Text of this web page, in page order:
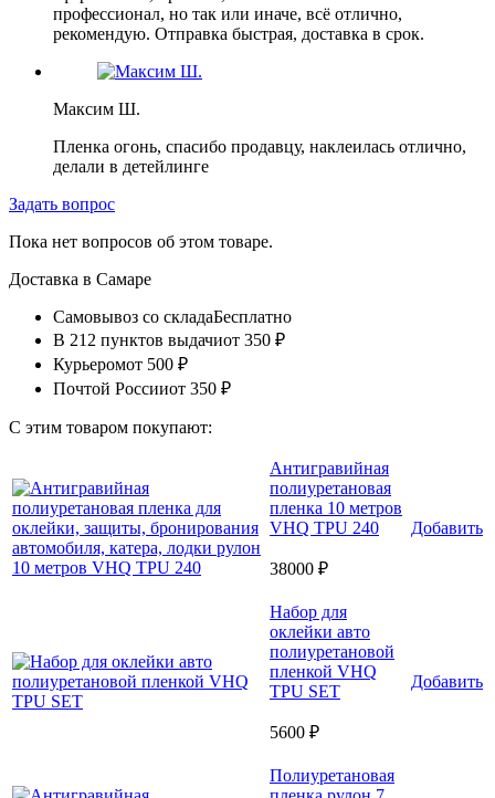
профессионал, но так или иначе, всё отлично,
рекомендую. Отправка быстрая, доставка в срок.
Максим Ш.
Пленка огонь, спасибо продавцу, наклеилась отлично,
делали в детейлинге
Задать вопрос
Пока нет вопросов об этом товаре.
Доставка в Самаре
Самовывоз со складаБесплатно
В 212 пунктов выдачиот 350 ₽
Курьеромот 500 ₽
Почтой Россииот 350 ₽
С этим товаром покупают:
Антигравийная
полиуретановая
пленка 10 метров
VHQ TPU 240
38000 ₽
Добавить
Набор для
оклейки авто
полиуретановой
пленкой VHQ
TPU SET
5600 ₽
Добавить
Полиуретановая